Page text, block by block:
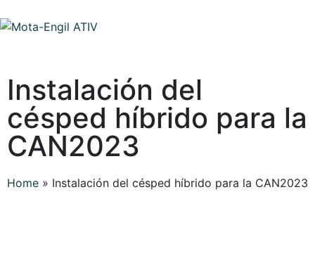
Instalación del
césped híbrido para la
CAN2023
Home » Instalación del césped híbrido para la CAN2023